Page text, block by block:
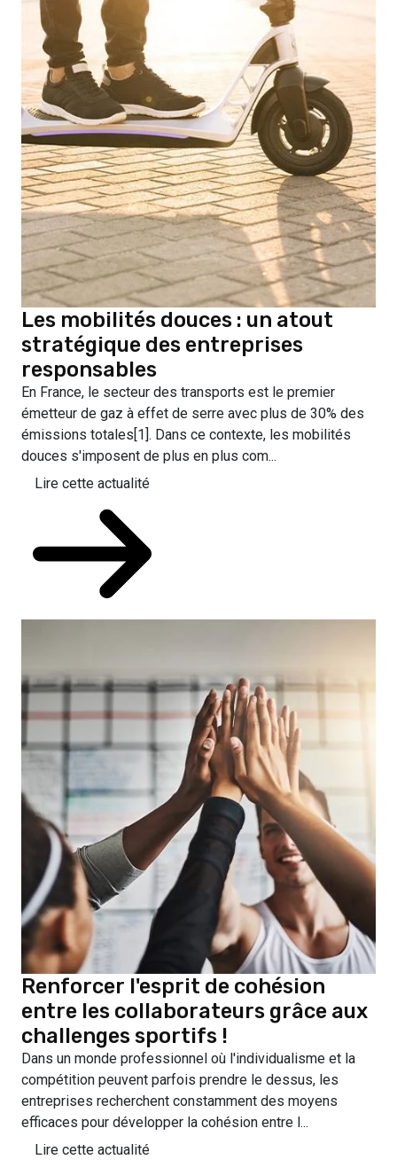
Les mobilités douces : un atout
stratégique des entreprises
responsables
En France, le secteur des transports est le premier
émetteur de gaz à effet de serre avec plus de 30% des
émissions totales[1]. Dans ce contexte, les mobilités
douces s'imposent de plus en plus com...
Lire cette actualité
Renforcer l'esprit de cohésion
entre les collaborateurs grâce aux
challenges sportifs !
Dans un monde professionnel où l'individualisme et la
compétition peuvent parfois prendre le dessus, les
entreprises recherchent constamment des moyens
efficaces pour développer la cohésion entre l...
Lire cette actualité